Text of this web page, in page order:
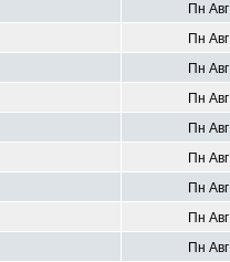
Пн
Пн
Пн
Пн
Пн
Пн
Пн
Пн
Пн